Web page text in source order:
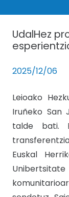
UdalHez
2025/12/06
Leioako
Iruñeko San
talde bati.
Euskal